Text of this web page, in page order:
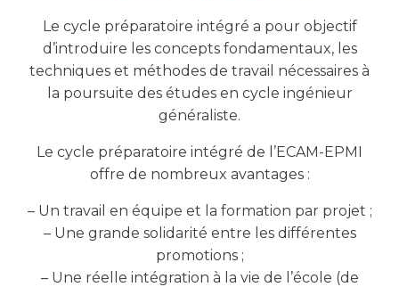
Le cycle préparatoire intégré a pour objectif
d’introduire les concepts fondamentaux, les
techniques et méthodes de travail nécessaires à
la poursuite des études en cycle ingénieur
généraliste.
Le cycle préparatoire intégré de l’ECAM-EPMI
offre de nombreux avantages :
– Un travail en équipe et la formation par projet ;
– Une grande solidarité entre les différentes
promotions ;
– Une réelle intégration à la vie de l’école (de